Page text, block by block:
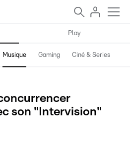
Play
Musique Gaming Ciné & Series
son "Intervision"